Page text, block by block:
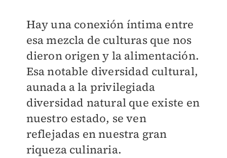
Hay una conexión íntima entre
esa mezcla de culturas que nos
dieron origen y la alimentación.
Esa notable diversidad cultural,
aunada a la privilegiada
diversidad natural que existe en
nuestro estado, se ven
reflejadas en nuestra gran
riqueza culinaria.